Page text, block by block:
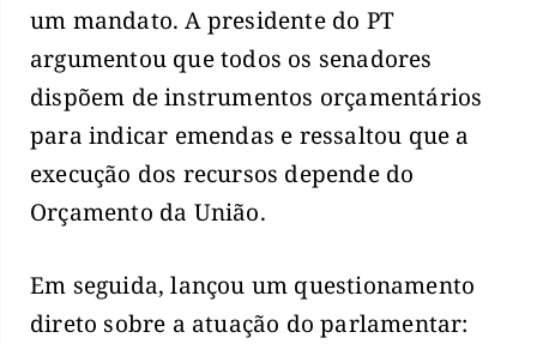
um mandato. A presidente do PT
argumentou que todos os senadores
dispõem de instrumentos orçamentários
para indicar emendas e ressaltou que a
execução dos recursos depende do
Orçamento da União.
Em seguida, lançou um questionamento
direto sobre a atuação do parlamentar: